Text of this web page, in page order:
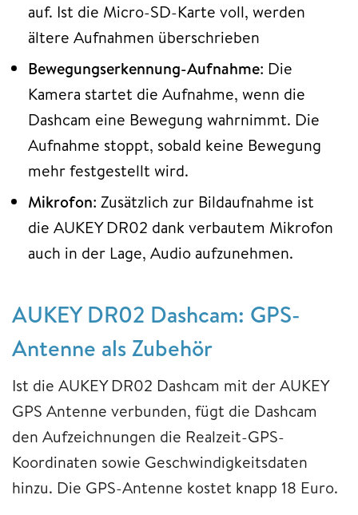
auf. Ist die Micro-SD-Karte voll, werden
ältere Aufnahmen überschrieben
Bewegungserkennung-Aufnahme: Die
Kamera startet die Aufnahme, wenn die
Dashcam eine Bewegung wahrnimmt. Die
Aufnahme stoppt, sobald keine Bewegung
mehr festgestellt wird.
Mikrofon: Zusätzlich zur Bildaufnahme ist
die AUKEY DR02 dank verbautem Mikrofon
auch in der Lage, Audio aufzunehmen.
AUKEY DR02 Dashcam: GPS-
Antenne als Zubehör
Ist die AUKEY DR02 Dashcam mit der AUKEY
GPS Antenne verbunden, fügt die Dashcam
den Aufzeichnungen die Realzeit-GPS-
Koordinaten sowie Geschwindigkeitsdaten
hinzu. Die GPS-Antenne kostet knapp 18 Euro.